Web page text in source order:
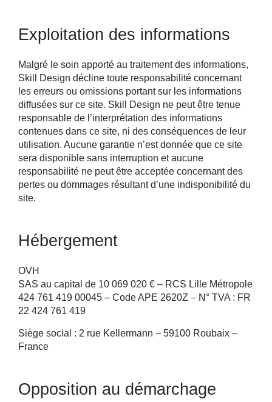
Exploitation des informations
Malgré le soin apporté au traitement des informations,
Skill Design décline toute responsabilité concernant
les erreurs ou omissions portant sur les informations
diffusées sur ce site. Skill Design ne peut être tenue
responsable de l’interprétation des informations
contenues dans ce site, ni des conséquences de leur
utilisation. Aucune garantie n’est donnée que ce site
sera disponible sans interruption et aucune
responsabilité ne peut être acceptée concernant des
pertes ou dommages résultant d’une indisponibilité du
site.
Hébergement
OVH
SAS au capital de 10 069 020 € – RCS Lille Métropole
424 761 419 00045 – Code APE 2620Z – N° TVA : FR
22 424 761 419
Siège social : 2 rue Kellermann – 59100 Roubaix –
France
Opposition au démarchage